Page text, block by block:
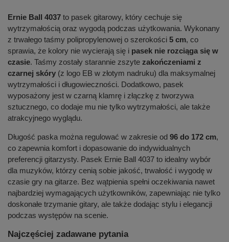
Ernie Ball 4037 to pasek gitarowy, który cechuje się
wytrzymałością oraz wygodą podczas użytkowania. Wykonany
z trwałego taśmy polipropylenowej o szerokości 5 cm, co
sprawia, że kolory nie wycierają się i pasek nie rozciąga się w
czasie. Taśmy zostały starannie zszyte zakończeniami z
czarnej skóry (z logo EB w złotym nadruku) dla maksymalnej
wytrzymałości i długowieczności. Dodatkowo, pasek
wyposażony jest w czarną klamrę i złączkę z tworzywa
sztucznego, co dodaje mu nie tylko wytrzymałości, ale także
atrakcyjnego wyglądu.
Długość paska można regulować w zakresie od 96 do 172 cm,
co zapewnia komfort i dopasowanie do indywidualnych
preferencji gitarzysty. Pasek Ernie Ball 4037 to idealny wybór
dla muzyków, którzy cenią sobie jakość, trwałość i wygodę w
czasie gry na gitarze. Bez wątpienia spełni oczekiwania nawet
najbardziej wymagających użytkowników, zapewniając nie tylko
doskonałe trzymanie gitary, ale także dodając stylu i elegancji
podczas występów na scenie.
Najczęściej zadawane pytania